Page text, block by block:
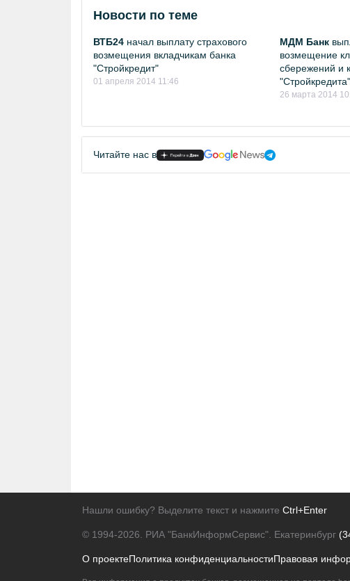
Новости по теме
ВТБ24 начал выплату страхового
возмещения вкладчикам банка
"Стройкредит"
01 апреля 2014 11:46
МДМ Банк
возмещение
сбережений и
"Стройкредита"
26 марта 2014
Читайте нас в
Нашли ошибку? Выделите текст и нажмите Ctrl+Enter
© 1994-2026. РИА "БанкИнформСервис". Екатеринбург
О проектеПолитика конфиденциальностиПравовая